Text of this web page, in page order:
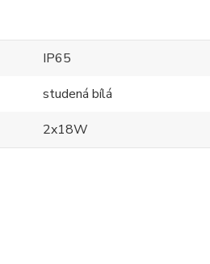
IP65
studená bílá
2x18W